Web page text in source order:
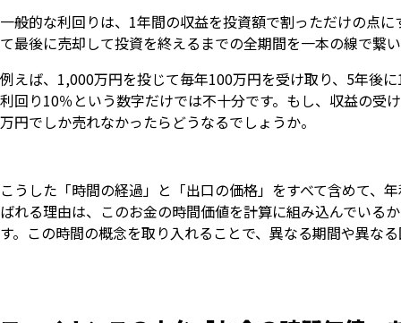
一般的な利回りは、1年間の収益を投資額で割っただけの点
て最後に売却して投資を終えるまでの全期間を一本の線で繋
例えば、1,000万円を投じて毎年100万円を受け取り、5年後
利回り10％という数字だけでは不十分です。もし、収益の受
万円でしか売れなかったらどうなるでしょうか。
こうした「時間の経過」と「出口の価格」をすべて含めて、
ばれる理由は、このお金の時間価値を計算に組み込んでいる
す。この時間の概念を取り入れることで、異なる期間や異な